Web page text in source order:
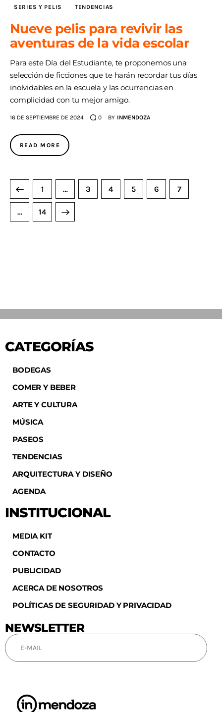
SERIES Y PELIS TENDENCIAS
Nueve pelis para revivir las
aventuras de la vida escolar
Para este Día del Estudiante, te proponemos una
selección de ficciones que te harán recordar tus días
inolvidables en la escuela y las ocurrencias en
complicidad con tu mejor amigo.
16 DE SEPTIEMBRE DE 2024 0 BY INMENDOZA
READ MORE
1 … 3 4 5 6 7
… 14
>
CATEGORÍAS
BODEGAS
COMER Y BEBER
ARTE Y CULTURA
MÚSICA
PASEOS
TENDENCIAS
ARQUITECTURA Y DISEÑO
AGENDA
INSTITUCIONAL
MEDIA KIT
CONTACTO
PUBLICIDAD
ACERCA DE NOSOTROS
POLÍTICAS DE SEGURIDAD Y PRIVACIDAD
NEWSLETTER